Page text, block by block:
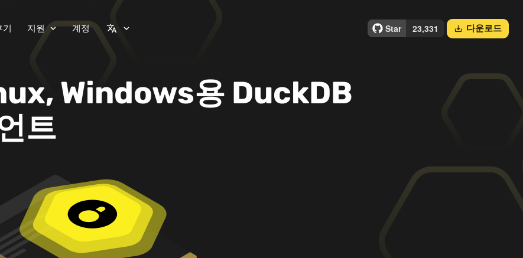
기 지원 expand_more 계정 translate expand_more save_alt 다운로드
Windows용 DuckDB
트